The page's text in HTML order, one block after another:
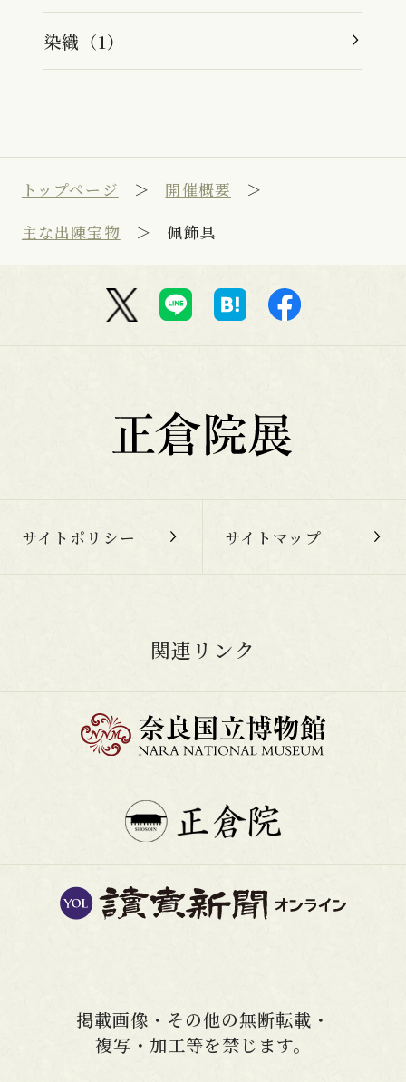
トップページ
開催概要
主な出陳宝物
佩飾具
染織（1）
サイトポリシー サイトマップ
関連リンク
掲載画像・その他の無断転載・
複写・加工等を禁じます。